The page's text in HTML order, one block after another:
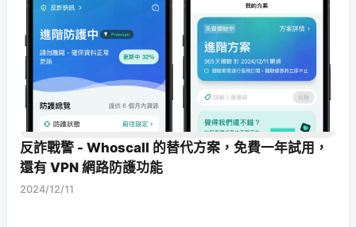
反詐戰警 - Whoscall 的替代方案，免費一年試用，
還有 VPN 網路防護功能
2024/12/11